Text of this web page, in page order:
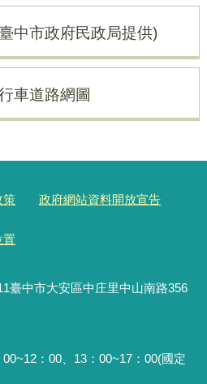
中市政府民政局提供)
車道路網圖
策 政府網站資料開放宣告
置
中市大安區中庄里中山南路356
：00、13：00~17：00(國定